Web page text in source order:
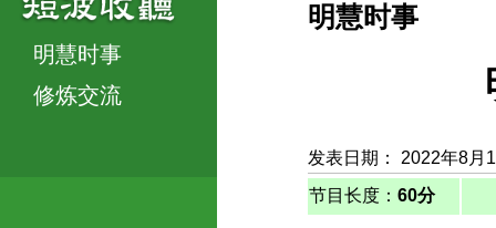
明慧时事
修炼交流
明慧时事
发表日期： 2022年8月
节目长度： 60分